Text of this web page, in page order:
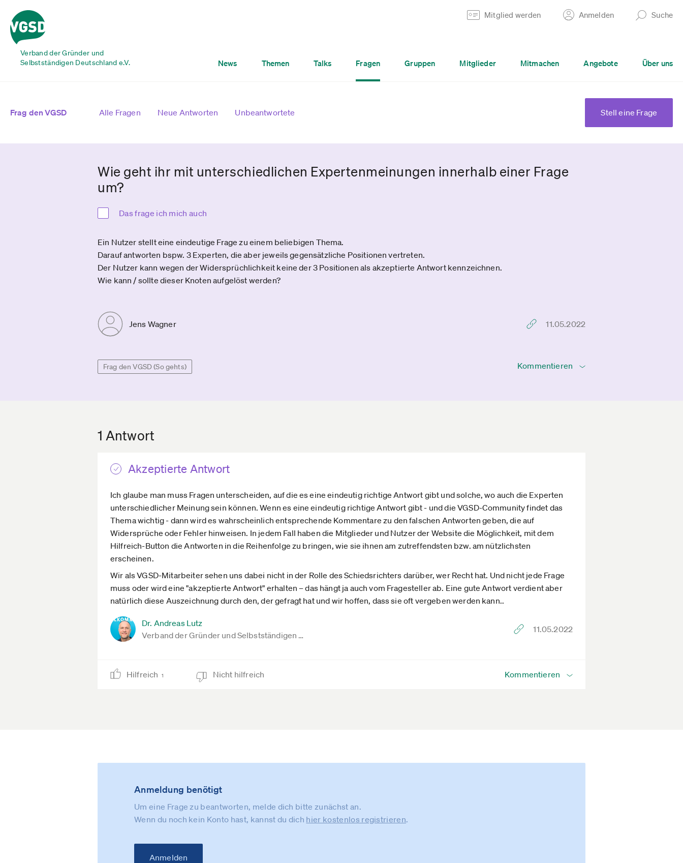
Verband der Gründer und
Selbstständigen Deutschland e.V.
Mitglied werden Anmelden Suche
News Themen Talks Fragen Gruppen Mitglieder Mitmachen Angebote Über uns
Frag den VGSD Alle Fragen Neue Antworten Unbeantwortete Stell eine Frage
Wie geht ihr mit unterschiedlichen Expertenmeinungen innerhalb einer Frage
um?
Das frage ich mich auch
Ein Nutzer stellt eine eindeutige Frage zu einem beliebigen Thema.
Darauf antworten bspw. 3 Experten, die aber jeweils gegensätzliche Positionen vertreten.
Der Nutzer kann wegen der Widersprüchlichkeit keine der 3 Positionen als akzeptierte Antwort kennzeichnen.
Wie kann / sollte dieser Knoten aufgelöst werden?
Jens Wagner 11.05.2022
Frag den VGSD (So gehts) Kommentieren
1 Antwort
Akzeptierte Antwort
Ich glaube man muss Fragen unterscheiden, auf die es eine eindeutig richtige Antwort gibt und solche, wo auch die Experten
unterschiedlicher Meinung sein können. Wenn es eine eindeutig richtige Antwort gibt - und die VGSD-Community findet das
Thema wichtig - dann wird es wahrscheinlich entsprechende Kommentare zu den falschen Antworten geben, die auf
Widersprüche oder Fehler hinweisen. In jedem Fall haben die Mitglieder und Nutzer der Website die Möglichkeit, mit dem
Hilfreich-Button die Antworten in die Reihenfolge zu bringen, wie sie ihnen am zutreffendsten bzw. am nützlichsten
erscheinen.
Wir als VGSD-Mitarbeiter sehen uns dabei nicht in der Rolle des Schiedsrichters darüber, wer Recht hat. Und nicht jede Frage
muss oder wird eine "akzeptierte Antwort" erhalten – das hängt ja auch vom Fragesteller ab. Eine gute Antwort verdient aber
natürlich diese Auszeichnung durch den, der gefragt hat und wir hoffen, dass sie oft vergeben werden kann..
Dr. Andreas Lutz
Verband der Gründer und Selbstständigen …
11.05.2022
Hilfreich 1 Nicht hilfreich Kommentieren
Anmeldung benötigt
Um eine Frage zu beantworten, melde dich bitte zunächst an.
Wenn du noch kein Konto hast, kannst du dich hier kostenlos registrieren.
Anmelden